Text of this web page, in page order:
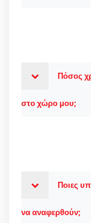
Πόσος
στο χώρο μου;
Ποιες
να αναφερθούν;